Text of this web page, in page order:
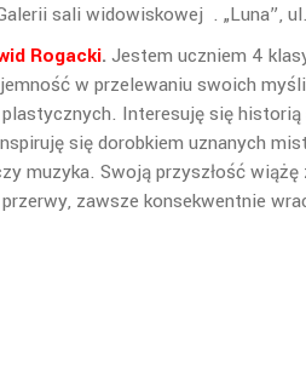
sali widowiskowej . „Luna”,
Rogacki.Jestem uczniem 4
w przelewaniu swoich
Interesuję się
się dorobkiem uznanych
muzyka. Swoją przyszłość
zawsze konsekwentnie